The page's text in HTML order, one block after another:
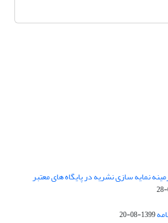
نمایه سازی نشریه در پایگاه های معتبر
1399-08-20